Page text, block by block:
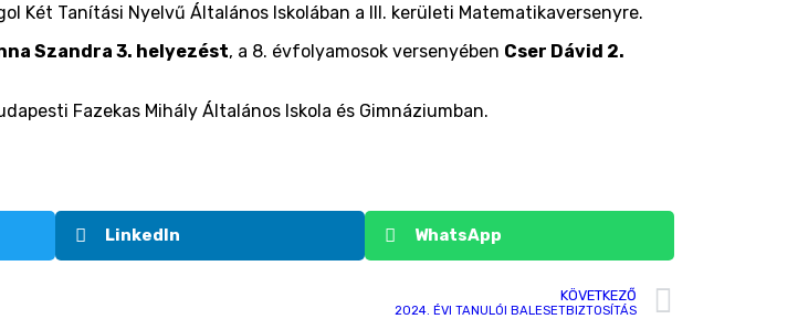
Két Tanítási Nyelvű Általános Iskolában a III. kerületi Matematikaversenyre.
Szandra 3. helyezést, a 8. évfolyamosok versenyében Cser Dávid 2.
Fazekas Mihály Általános Iskola és Gimnáziumban.
LinkedIn WhatsApp
KÖVETKEZŐ
2024. ÉVI TANULÓI BALESETBIZTOSÍTÁS